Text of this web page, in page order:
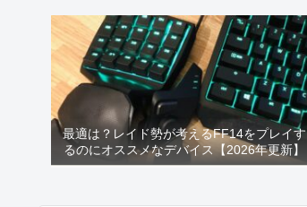
最適は？レイド勢が考えるFF14をプレイす
るのにオススメなデバイス【2026年更新】